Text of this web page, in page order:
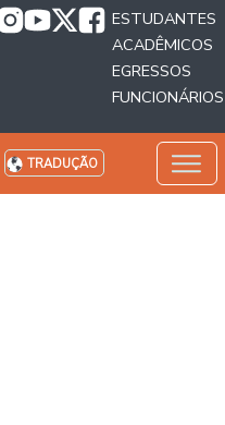
ESTUDANTES
ACADÊMICOS
EGRESSOS
FUNCIONÁRIOS
TRADUÇÃO